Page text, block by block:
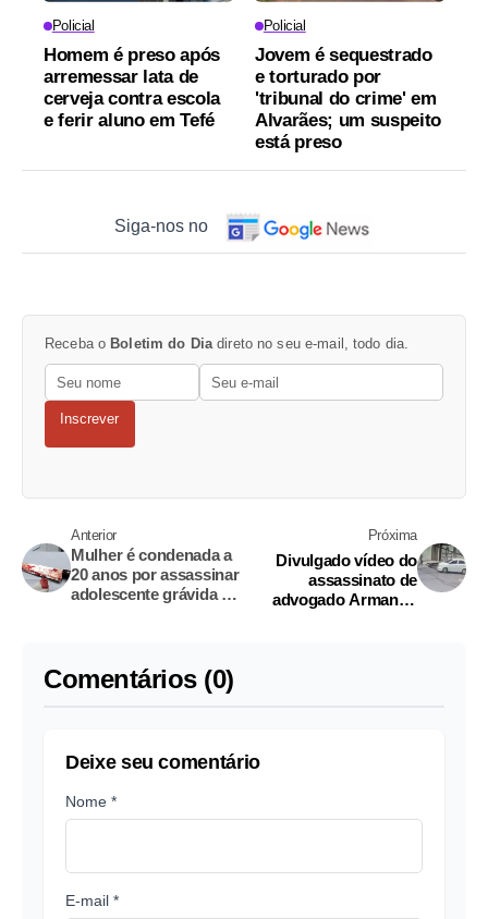
Policial
Homem é preso após
arremessar lata de
cerveja contra escola
e ferir aluno em Tefé
Policial
Jovem é sequestrado
e torturado por
'tribunal do crime' em
Alvarães; um suspeito
está preso
Siga-nos no
Receba o Boletim do Dia direto no seu e-mail, todo dia.
Inscrever
Anterior
Mulher é condenada a
20 anos por assassinar
adolescente grávida a
Próxima
Divulgado vídeo do
assassinato de
advogado Armando
Comentários (0)
Deixe seu comentário
Nome *
E-mail *